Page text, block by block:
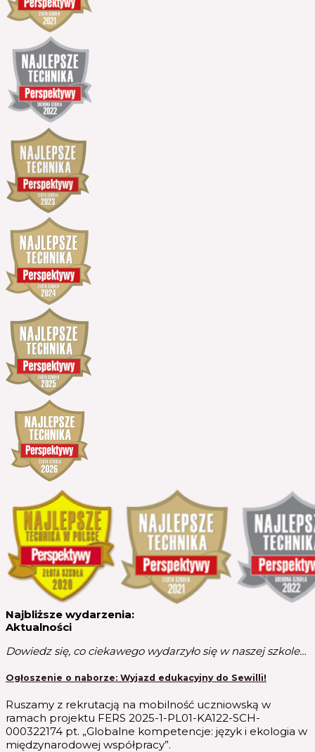
Najbliższe wydarzenia:
Aktualności
Dowiedz się, co ciekawego wydarzyło się w naszej szkole…
Ogłoszenie o naborze: Wyjazd edukacyjny do Sewilli!
Ruszamy z rekrutacją na mobilność uczniowską w
ramach projektu FERS 2025-1-PL01-KA122-SCH-
000322174 pt. „Globalne kompetencje: język i ekologia w
międzynarodowej współpracy”.